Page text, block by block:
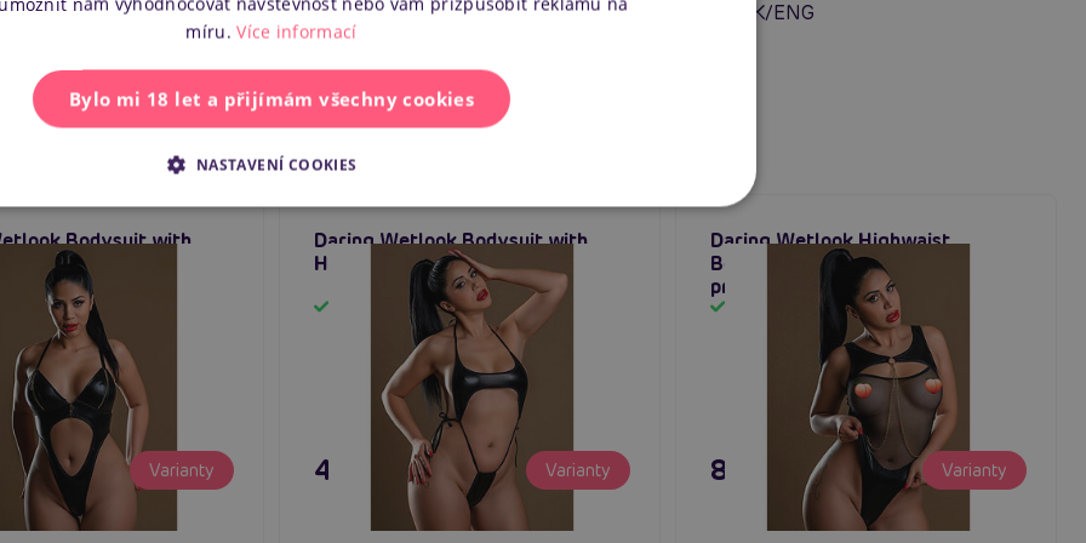
Manuál k erotickému prádlu CZ/SK/ENG
Bodysuit with
body se zipy
Varianty
Daring Wetlook Bodysuit with
Halter, dámský body
495 Kč Varianty
Daring Wetlook Highwaist
Bodysuit with Chain, dámské
průhledné body
895 Kč Varianty
míru. Více informací
Bylo mi 18 let a přijímám všechny cookies
NASTAVENÍ COOKIES